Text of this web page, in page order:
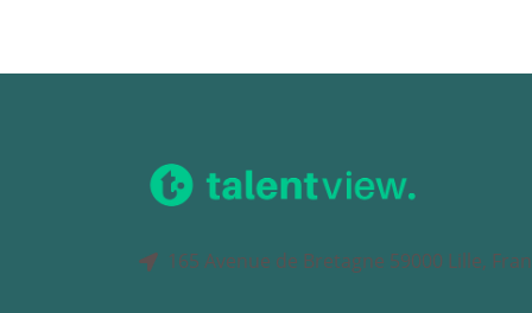
165 Avenue de Bretagne 59000 Lille,